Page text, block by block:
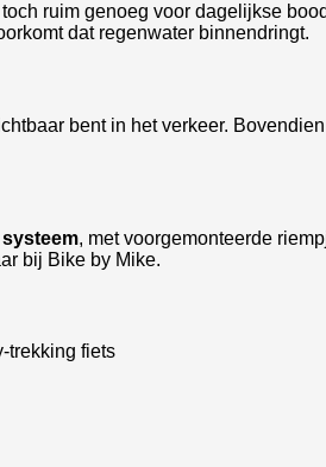
ruim genoeg voor dagelijkse
dat regenwater binnendringt.
bent in het verkeer.
, met voorgemonteerde
bij Bike by Mike.
trekking fiets